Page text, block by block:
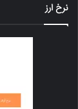
نرخ ارز